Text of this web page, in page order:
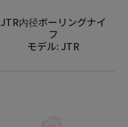
JTR内径ボーリングナイ
フ
モデル: JTR